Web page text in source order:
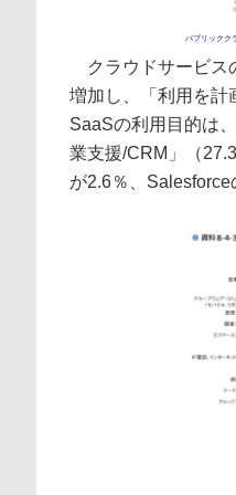
パブリックク
クラウドサービス
増加し、「利用を計
SaaSの利用目的は
業支援/CRM」（
が2.6％、Salesforce